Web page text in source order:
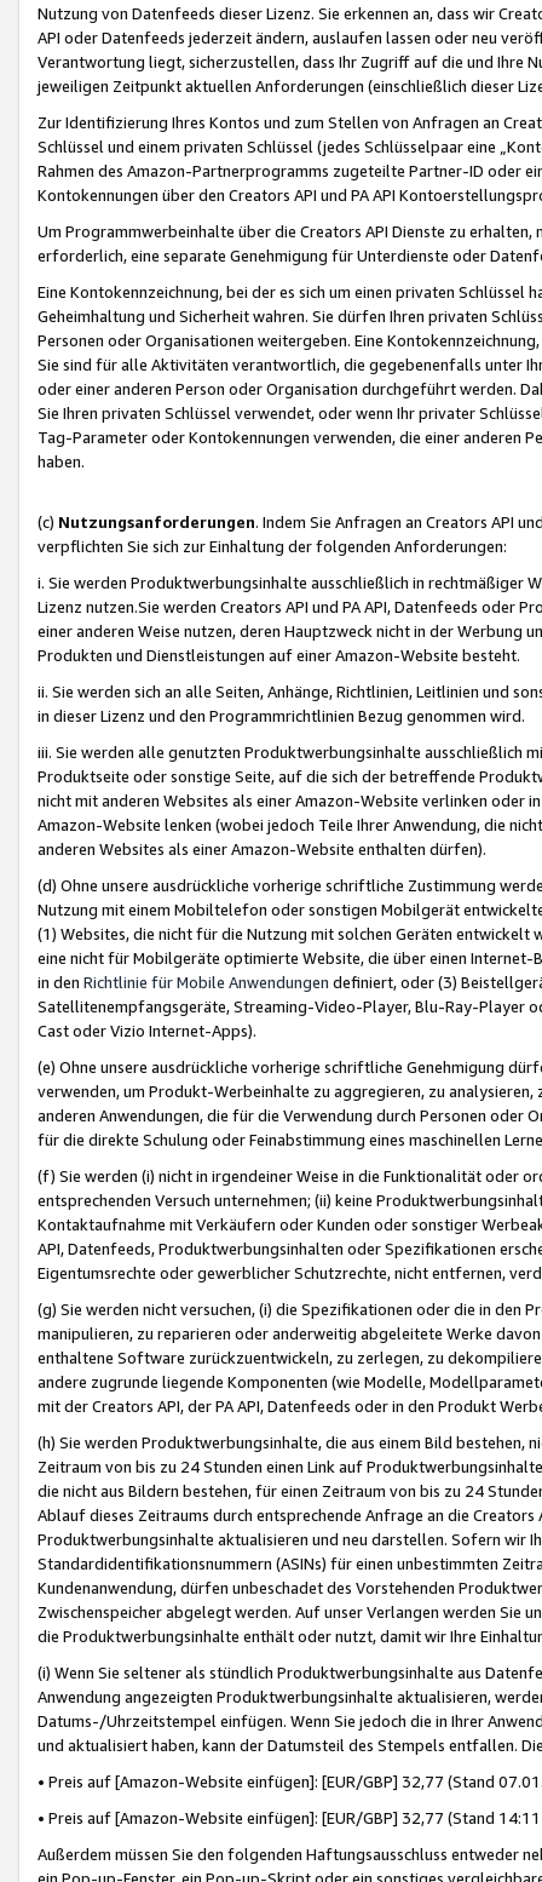
Nutzung von Datenfeeds dieser Lizenz. Sie erkennen an, dass wir
API oder Datenfeeds jederzeit ändern, auslaufen lassen oder neu
Verantwortung liegt, sicherzustellen, dass Ihr Zugriff auf die und Ihre
jeweiligen Zeitpunkt aktuellen Anforderungen (einschließlich dieser
Zur Identifizierung Ihres Kontos und zum Stellen von Anfragen an
Schlüssel und einem privaten Schlüssel (jedes Schlüsselpaar eine
Rahmen des Amazon-Partnerprogramms zugeteilte Partner-ID oder
Kontokennungen über den Creators API und PA API
Um Programmwerbeinhalte über die Creators API Dienste zu
erforderlich, eine separate Genehmigung für Unterdienste oder
Eine Kontokennzeichnung, bei der es sich um einen privaten
Geheimhaltung und Sicherheit wahren. Sie dürfen Ihren privaten
Personen oder Organisationen weitergeben. Eine
Sie sind für alle Aktivitäten verantwortlich, die gegebenenfalls unter
oder einer anderen Person oder Organisation durchgeführt werden.
Sie Ihren privaten Schlüssel verwendet, oder wenn Ihr privater
Tag-Parameter oder Kontokennungen verwenden, die einer anderen
haben.
(c) Nutzungsanforderungen. Indem Sie Anfragen an Creators API
verpflichten Sie sich zur Einhaltung der folgenden Anforderungen:
i. Sie werden Produktwerbungsinhalte ausschließlich in rechtmäßiger
Lizenz nutzen.Sie werden Creators API und PA API, Datenfeeds oder
einer anderen Weise nutzen, deren Hauptzweck nicht in der Werbung
Produkten und Dienstleistungen auf einer Amazon-Website besteht.
ii. Sie werden sich an alle Seiten, Anhänge, Richtlinien, Leitlinien und
in dieser Lizenz und den Programmrichtlinien Bezug genommen wird.
iii. Sie werden alle genutzten Produktwerbungsinhalte ausschließlich
Produktseite oder sonstige Seite, auf die sich der betreffende
nicht mit anderen Websites als einer Amazon-Website verlinken oder
Amazon-Website lenken (wobei jedoch Teile Ihrer Anwendung, die
anderen Websites als einer Amazon-Website enthalten dürfen).
(d) Ohne unsere ausdrückliche vorherige schriftliche Zustimmung
Nutzung mit einem Mobiltelefon oder sonstigen Mobilgerät
(1) Websites, die nicht für die Nutzung mit solchen Geräten
eine nicht für Mobilgeräte optimierte Website, die über einen
in den Richtlinie für Mobile Anwendungen definiert, oder (3)
Satellitenempfangsgeräte, Streaming-Video-Player, Blu-Ray-Player
Cast oder Vizio Internet-Apps).
(e) Ohne unsere ausdrückliche vorherige schriftliche Genehmigung
verwenden, um Produkt-Werbeinhalte zu aggregieren, zu
anderen Anwendungen, die für die Verwendung durch Personen
für die direkte Schulung oder Feinabstimmung eines maschinellen
(f) Sie werden (i) nicht in irgendeiner Weise in die Funktionalität oder
entsprechenden Versuch unternehmen; (ii) keine
Kontaktaufnahme mit Verkäufern oder Kunden oder sonstiger
API, Datenfeeds, Produktwerbungsinhalten oder Spezifikationen
Eigentumsrechte oder gewerblicher Schutzrechte, nicht entfernen,
(g) Sie werden nicht versuchen, (i) die Spezifikationen oder die in
manipulieren, zu reparieren oder anderweitig abgeleitete Werke
enthaltene Software zurückzuentwickeln, zu zerlegen, zu
andere zugrunde liegende Komponenten (wie Modelle,
mit der Creators API, der PA API, Datenfeeds oder in den Produkt
(h) Sie werden Produktwerbungsinhalte, die aus einem Bild bestehen,
Zeitraum von bis zu 24 Stunden einen Link auf
die nicht aus Bildern bestehen, für einen Zeitraum von bis zu 24
Ablauf dieses Zeitraums durch entsprechende Anfrage an die
Produktwerbungsinhalte aktualisieren und neu darstellen. Sofern wir
Standardidentifikationsnummern (ASINs) für einen unbestimmten
Kundenanwendung, dürfen unbeschadet des Vorstehenden
Zwischenspeicher abgelegt werden. Auf unser Verlangen werden Sie
die Produktwerbungsinhalte enthält oder nutzt, damit wir Ihre
(i) Wenn Sie seltener als stündlich Produktwerbungsinhalte aus
Anwendung angezeigten Produktwerbungsinhalte aktualisieren,
Datums-/Uhrzeitstempel einfügen. Wenn Sie jedoch die in Ihrer
und aktualisiert haben, kann der Datumsteil des Stempels entfallen.
• Preis auf [Amazon-Website einfügen]: [EUR/GBP] 32,77 (Stand
• Preis auf [Amazon-Website einfügen]: [EUR/GBP] 32,77 (Stand
Außerdem müssen Sie den folgenden Haftungsausschluss entweder
ein Pop-up-Fenster, ein Pop-up-Skript oder ein sonstiges